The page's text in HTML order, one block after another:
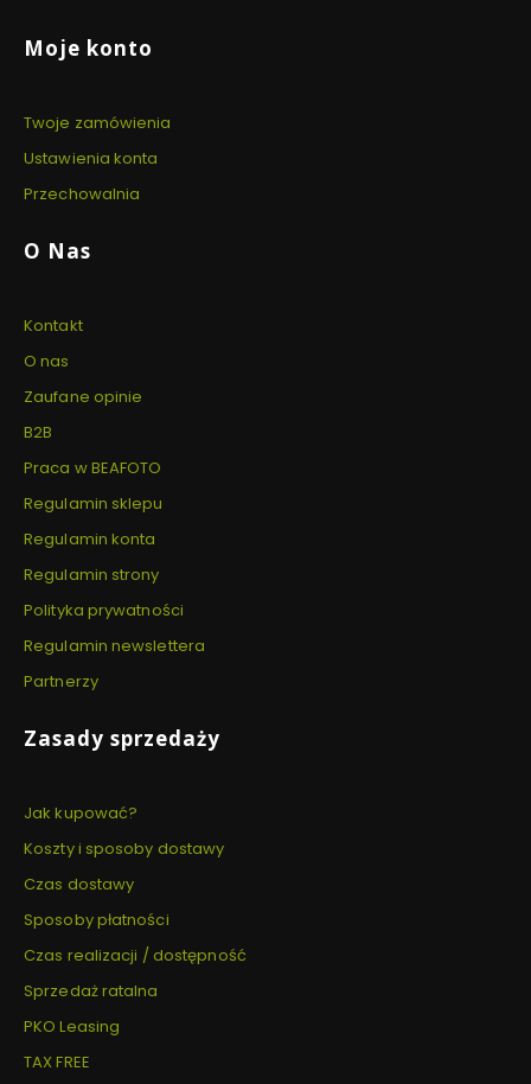
Linki w stopce
Moje konto
Twoje zamówienia
Ustawienia konta
Przechowalnia
O Nas
Kontakt
O nas
Zaufane opinie
B2B
Praca w BEAFOTO
Regulamin sklepu
Regulamin konta
Regulamin strony
Polityka prywatności
Regulamin newslettera
Partnerzy
Zasady sprzedaży
Jak kupować?
Koszty i sposoby dostawy
Czas dostawy
Sposoby płatności
Czas realizacji / dostępność
Sprzedaż ratalna
PKO Leasing
TAX FREE